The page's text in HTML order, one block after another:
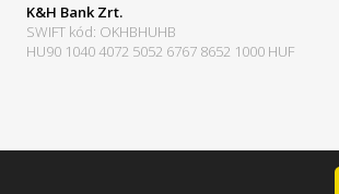
K&H Bank Zrt.
SWIFT kód: OKHBHUHB
HU90 1040 4072 5052 6767 8652 1000 HUF